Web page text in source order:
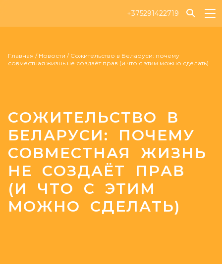
+375291422719
Главная / Новости / Сожительство в Беларуси: почему
совместная жизнь не создаёт прав (и что с этим можно сделать)
СОЖИТЕЛЬСТВО В
БЕЛАРУСИ: ПОЧЕМУ
СОВМЕСТНАЯ ЖИЗНЬ
НЕ СОЗДАЁТ ПРАВ
(И ЧТО С ЭТИМ
МОЖНО СДЕЛАТЬ)